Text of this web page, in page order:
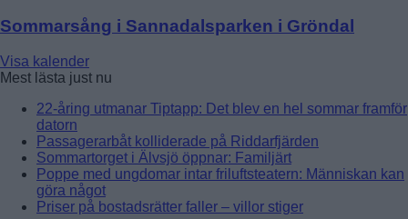
Sommarsång i Sannadalsparken i Gröndal
Visa kalender
Mest lästa just nu
22-åring utmanar Tiptapp: Det blev en hel sommar framför
datorn
Passagerarbåt kolliderade på Riddarfjärden
Sommartorget i Älvsjö öppnar: Familjärt
Poppe med ungdomar intar friluftsteatern: Människan kan
göra något
Priser på bostadsrätter faller – villor stiger